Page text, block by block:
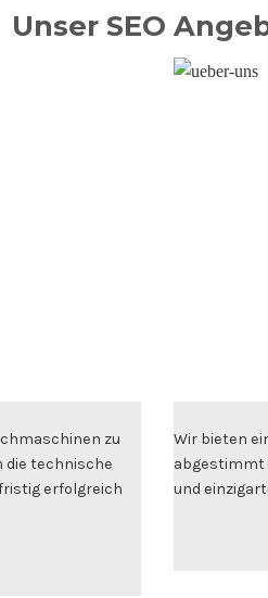
Unser SEO
zu
die technische
erfolgreich
Wir bieten
abgestimmt
und